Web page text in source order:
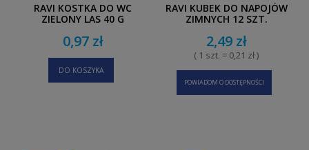
RAVI KOSTKA DO WC
ZIELONY LAS 40 G
0,97 zł
DO KOSZYKA
RAVI KUBEK DO NAPOJÓW
ZIMNYCH 12 SZT.
2,49 zł
( 1 szt. = 0,21 zł )
POWIADOM O DOSTĘPNOŚCI